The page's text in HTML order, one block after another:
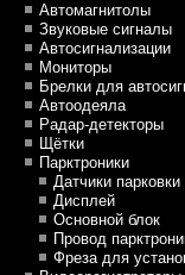
Автомагнитолы
Звуковые сигналы
Автосигнализации
Мониторы
Брелки для
Автоодеяла
Радар-детекторы
Щётки
Парктроники
Датчики парковки
Дисплей
Основной блок
Провод
Фреза для